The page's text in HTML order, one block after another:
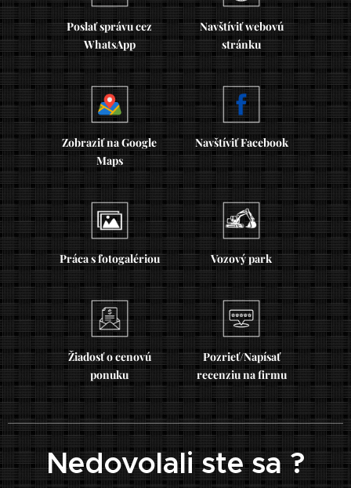
Poslať správu cez
WhatsApp
Navštíviť webovú
stránku
Zobraziť na Google
Maps
Navštíviť Facebook
Práca s fotogalériou Vozový park
Žiadosť o cenovú
ponuku
Pozrieť/Napísať
recenziu na firmu
Nedovolali ste sa ?